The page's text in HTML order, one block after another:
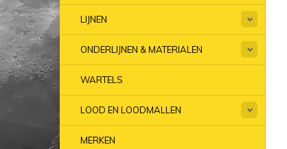
LIJNEN
ONDERLIJNEN & MATERIALEN
WARTELS
LOOD EN LOODMALLEN
MERKEN